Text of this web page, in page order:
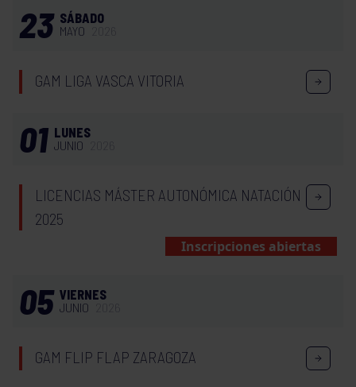
23 SÁBADO
MAYO
GAM LIGA VASCA VITORIA
01 LUNES
JUNIO
LICENCIAS MÁSTER AUTONÓMICA NATACIÓN
2025
Inscripciones abiertas
05 VIERNES
JUNIO
GAM FLIP FLAP ZARAGOZA